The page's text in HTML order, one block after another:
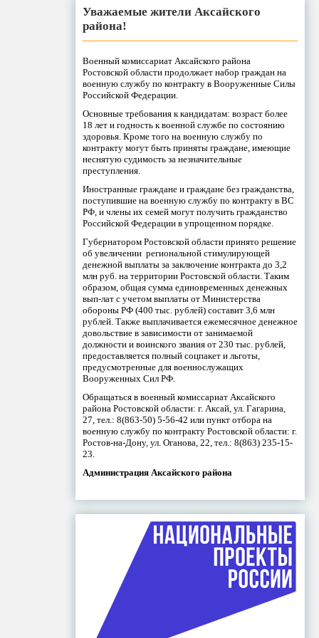
Уважаемые жители Аксайского
района!
Военный комиссариат Аксайского района
Ростовской области продолжает набор граждан на
военную службу по контракту в Вооруженные Силы
Российской Федерации.
Основные требования к кандидатам: возраст более
18 лет и годность к военной службе по состоянию
здоровья. Кроме того на военную службу по
контракту могут быть приняты граждане, имеющие
неснятую судимость за незначительные
преступления.
Иностранные граждане и граждане без гражданства,
поступившие на военную службу по контракту в ВС
РФ, и члены их семей могут получить гражданство
Российской Федерации в упрощенном порядке.
Губернатором Ростовской области принято решение
об увеличении региональной стимулирующей
денежной выплаты за заключение контракта до 3,2
млн руб. на территории Ростовской области. Таким
образом, общая сумма единовременных денежных
вып-лат с учетом выплаты от Министерства
обороны РФ (400 тыс. рублей) составит 3,6 млн
рублей. Также выплачивается ежемесячное денежное
довольствие в зависимости от занимаемой
должности и воинского звания от 230 тыс. рублей,
предоставляется полный соцпакет и льготы,
предусмотренные для военнослужащих
Вооруженных Сил РФ.
Обращаться в военный комиссариат Аксайского
района Ростовской области: г. Аксай, ул. Гагарина,
27, тел.: 8(863-50) 5-56-42 или пункт отбора на
военную службу по контракту Ростовской области: г.
Ростов-на-Дону, ул. Оганова, 22, тел.: 8(863) 235-15-
23.
Администрация Аксайского района